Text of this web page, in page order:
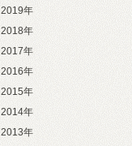
2019年
2018年
2017年
2016年
2015年
2014年
2013年